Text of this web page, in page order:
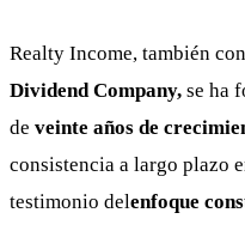
Realty Income, también
Dividend Company, se ha
de veinte años de
consistencia a largo plazo
testimonio delenfoque